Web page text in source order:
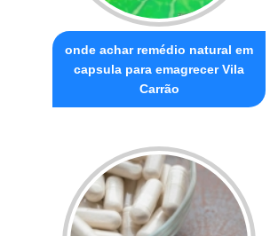
onde achar remédio natural em
capsula para emagrecer Vila
Carrão